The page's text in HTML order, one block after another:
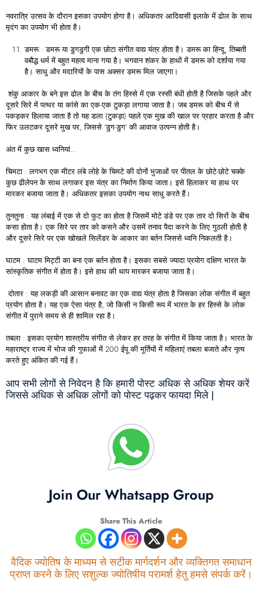
नवरात्रि उत्सव के दौरान इसका उपयोग होगा है। अधिकतर आदिवासी इलाके में ढोल के साथ
मृदंग का उपयोग भी होता है।
डमरू : डमरू या डुगडुगी एक छोटा संगीत वाद्य यंत्र होता है। डमरू का हिन्दू, तिब्बती
वबौद्ध धर्म में बहुत महत्व माना गया है। भगवान शंकर के हाथों में डमरू को दर्शाया गया
है। साधु और मदारियों के पास अक्सर डमरू मिल जाएगा।
शंकु आकार के बने इस ढोल के बीच के तंग हिस्से में एक रस्सी बंधी होती है जिसके पहले और
दूसरे सिरे में पत्थर या कांसे का एक-एक टुकड़ा लगाया जाता है। जब डमरू को बीच में से
पकड़कर हिलाया जाता है तो यह डला (टुकड़ा) पहले एक मुख की खाल पर प्रहार करता है और
फिर उलटकर दूसरे मुख पर, जिससे ‘डुग-डुग’ की आवाज उत्पन्न होती है।
अंत में कुछ खास ध्वनियां…
चिमटा : लगभग एक मीटर लंबे लोहे के चिमटे की दोनों भुजाओं पर पीतल के छोटे-छोटे चक्के
कुछ ढीलेपन के साथ लगाकर इस यंत्र का निर्माण किया जाता। इसे हिलाकर या हाथ पर
मारकर बजाया जाता है। अधिकतर इसका उपयोग नाथ साधु करते हैं।
तुनतुना : यह लंबाई में एक से दो फुट का होता है जिसमें मोटे डंडे पर एक तार दो सिरों के बीच
कसा होता है। एक सिरे पर तार को कसने और उसमें तनाव पैदा करने के लिए गुठली होती है
और दूसरे सिरे पर एक खोखले सिलेंडर के आकार का बर्तन जिससे ध्वनि निकलती है।
घाटम : घाटम मिट्टी का बना एक बर्तन होता है। इसका सबसे ज्यादा प्रयोग दक्षिण भारत के
सांस्कृतिक संगीत में होता है। इसे हाथ की थाप मारकर बजाया जाता है।
दोतार : यह लकड़ी की आसान बनावट का एक वाद्य यंत्र होता है जिसका लोक संगीत में बहुत
प्रयोग होता है। यह एक ऐसा यंत्र है, जो किसी न किसी रूप में भारत के हर हिस्से के लोक
संगीत में पुराने समय से ही शामिल रहा है।
तबला : इसका प्रयोग शास्त्रीय संगीत से लेकर हर तरह के संगीत में किया जाता है। भारत के
महाराष्ट्र राज्य में भोज की गुफाओं में 200 ईपू की मूर्तियों में महिलाएं तबला बजाते और नृत्य
करते हुए अंकित की गई हैं।
आप सभी लोगों से निवेदन है कि हमारी पोस्ट अधिक से अधिक शेयर करें
जिससे अधिक से अधिक लोगों को पोस्ट पढ़कर फायदा मिले |
Join Our Whatsapp Group
Share This Article
वैदिक ज्योतिष के माध्यम से सटीक मार्गदर्शन और व्यक्तिगत समाधान
प्राप्त करने के लिए सशुल्क ज्योतिषीय परामर्श हेतु हमसे संपर्क करें।